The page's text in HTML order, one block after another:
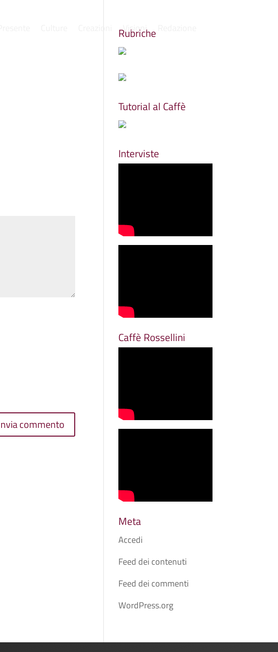
Visioni
Rubriche
Tutorial al Caffè
Interviste
Caffè Rossellini
Meta
Accedi
Feed dei contenuti
Feed dei commenti
WordPress.org